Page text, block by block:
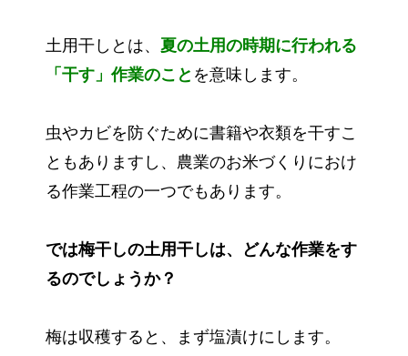
土用干しとは、 夏の土用の時期に行われる
「干す」作業のこと を意味します。
虫やカビを防ぐために書籍や衣類を干すこ
ともありますし、農業のお米づくりにおけ
る作業工程の一つでもあります。
では梅干しの土用干しは、どんな作業をす
るのでしょうか？
梅は収穫すると、まず塩漬けにします。